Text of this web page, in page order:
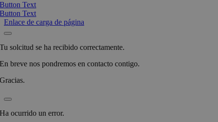
Button Text
Button Text
Enlace de carga de página
Tu solcitud se ha recibido correctamente.
En breve nos pondremos en contacto contigo.
Gracias.
Ha ocurrido un error.